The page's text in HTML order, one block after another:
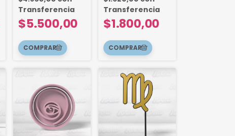
$5.500,00
Transferencia
$1.800,00
Transferencia